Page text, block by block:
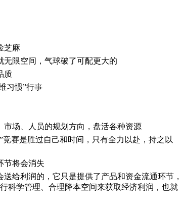
芝麻
无限空间，气球破了可配更大的
质
习惯”行事
市场、人员的规划方向，盘活各种资源
赛是胜过自己和时间，只有全力以赴，持之以
节将会消失
给利润的，它只是提供了产品和资金流通环节，
科学管理、合理降本空间来获取经济利润，也就